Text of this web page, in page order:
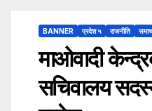
BANNER प्रदेश ५ राजनीति
माओवादी
सचिवालय